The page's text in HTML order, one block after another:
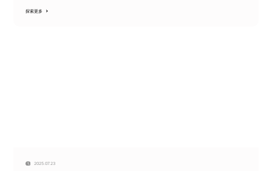
探索更多
2025.07.23